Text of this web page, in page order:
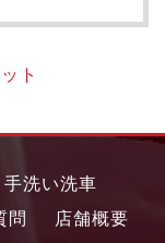
ト
手洗い洗車
問 店舗概要